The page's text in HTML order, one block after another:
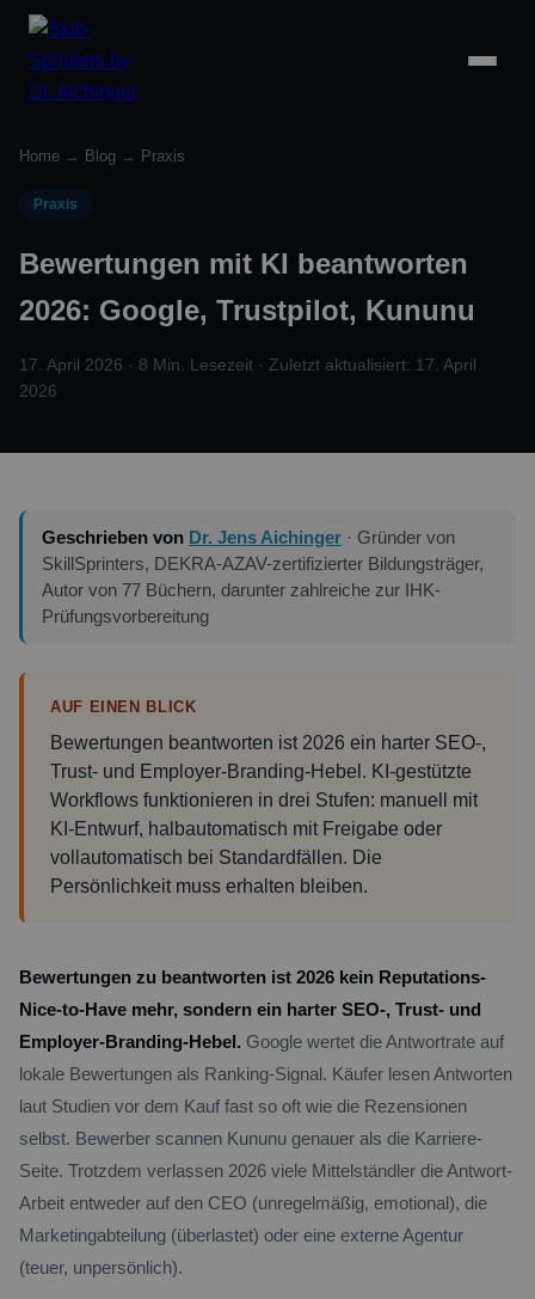
Home → Blog → Praxis
Praxis
Bewertungen mit KI beantworten
2026: Google, Trustpilot, Kununu
17. April 2026 · 8 Min. Lesezeit · Zuletzt aktualisiert: 17. April
2026
Geschrieben von Dr. Jens Aichinger · Gründer von
SkillSprinters, DEKRA-AZAV-zertifizierter Bildungsträger,
Autor von 77 Büchern, darunter zahlreiche zur IHK-
Prüfungsvorbereitung
AUF EINEN BLICK
Bewertungen beantworten ist 2026 ein harter SEO-,
Trust- und Employer-Branding-Hebel. KI-gestützte
Workflows funktionieren in drei Stufen: manuell mit
KI-Entwurf, halbautomatisch mit Freigabe oder
vollautomatisch bei Standardfällen. Die
Persönlichkeit muss erhalten bleiben.
Bewertungen zu beantworten ist 2026 kein Reputations-
Nice-to-Have mehr, sondern ein harter SEO-, Trust- und
Employer-Branding-Hebel. Google wertet die Antwortrate auf
lokale Bewertungen als Ranking-Signal. Käufer lesen Antworten
laut Studien vor dem Kauf fast so oft wie die Rezensionen
selbst. Bewerber scannen Kununu genauer als die Karriere-
Seite. Trotzdem verlassen 2026 viele Mittelständler die Antwort-
Arbeit entweder auf den CEO (unregelmäßig, emotional), die
Marketingabteilung (überlastet) oder eine externe Agentur
(teuer, unpersönlich).